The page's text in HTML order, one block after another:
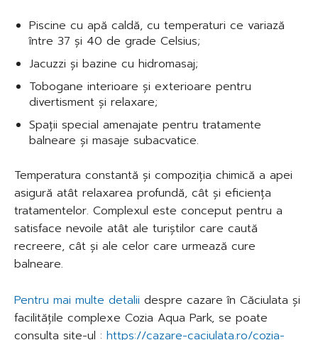
Piscine cu apă caldă, cu temperaturi ce variază
între 37 și 40 de grade Celsius;
Jacuzzi și bazine cu hidromasaj;
Tobogane interioare și exterioare pentru
divertisment și relaxare;
Spații special amenajate pentru tratamente
balneare și masaje subacvatice.
Temperatura constantă și compoziția chimică a apei
asigură atât relaxarea profundă, cât și eficiența
tratamentelor. Complexul este conceput pentru a
satisface nevoile atât ale turiștilor care caută
recreere, cât și ale celor care urmează cure
balneare.
Pentru mai multe detalii despre cazare în Căciulata și
facilitățile complexe Cozia Aqua Park, se poate
consulta site-ul : https://cazare-caciulata.ro/cozia-